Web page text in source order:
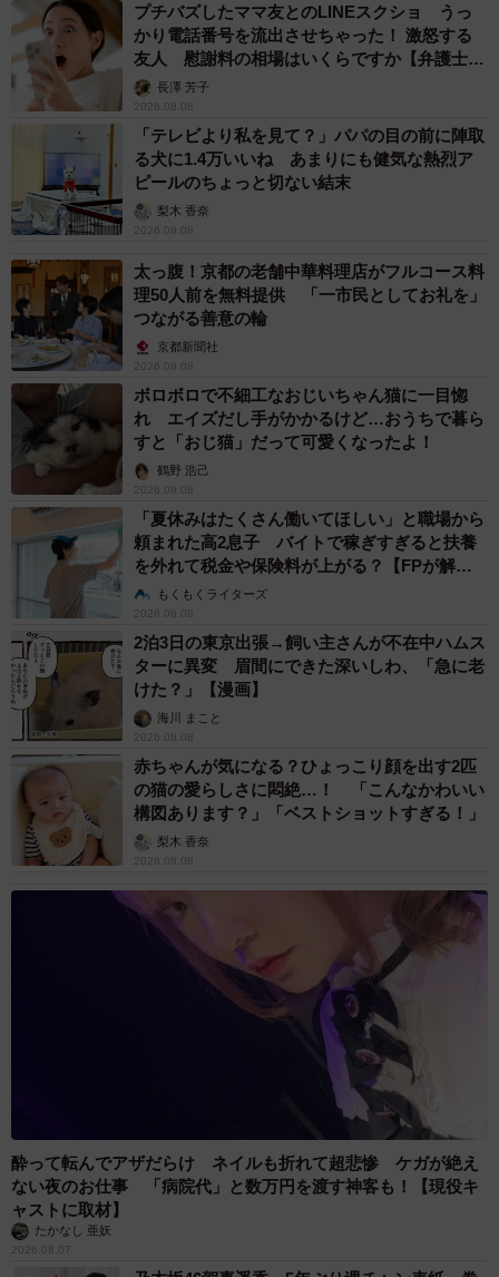
（75.6％）「清潔感がない」（70.9％）「しつこく誘って
くる」（65.1％）です。好印象を抱いた実体験は以下で
す。
・「包容力があり、仕事で辛い時など悩みを聞いてくれ
て、全力で甘えさせてくれた」（女性）
・「10歳上の人から10年アプローチを受け続けたが、10年
越しにアプローチを受け入れたことがあります」（男性）
これらのコメントからは、相手を思いやり、対等に関係を
築こうとする姿勢が年の差を乗り越える重要な要素である
ことがうかがえます。
一方、困った経験としては、
・「10歳以上離れた既婚者に言い寄られてうんざりしまし
た。なぜ、自分が相手にされると思っているのかわかりま
せん」（女性）
・「年上だから安心していましたが、嫌だと伝えたことを
平気でしてきて一気に気持ち悪くなりました」（女性）
・「会社の上司に言い寄られたことがあり、あまりに大胆
にアプローチしてくるので困った」（男性）
といった声が多く寄せられ、相手の気持ちを尊重できない
態度や既婚者からのアプローチは男女問わず強い拒否反応
を生んでいます。
◇ ◇
結婚相談所のカウンセラーは「年の差がある恋愛や結婚に
おいて、『将来設計の違い』や『健康・子育てへの不安』
といった課題が生じやすい。しかし、うまくいくカップル
自信をもって等身大の自分で向き合っていること。そし
て、相手の価値観や将来への不安に耳を傾け、歩み寄る姿
勢を持つカップルは長続きしやすい傾向がある」とコメン
プチバズしたママ友とのLINEスクショ うっ
かり電話番号を流出させちゃった！ 激怒する
友人 慰謝料の相場はいくらですか【弁護士が
解説】長澤 芳子
2026.08.08
「テレビより私を見て？」パパの目の前に陣取
る犬に1.4万いいね あまりにも健気な熱烈ア
ピールのちょっと切ない結末
梨木 香奈
2026.08.08
太っ腹！京都の老舗中華料理店がフルコース料
理50人前を無料提供 「一市民としてお礼を」
つながる善意の輪
京都新聞社
2026.08.08
ボロボロで不細工なおじいちゃん猫に一目惚
れ エイズだし手がかかるけど…おうちで暮ら
すと「おじ猫」だって可愛くなったよ！
鶴野 浩己
2026.08.08
「夏休みはたくさん働いてほしい」と職場から
頼まれた高2息子 バイトで稼ぎすぎると扶養
を外れて税金や保険料が上がる？【FPが解
説】もくもくライターズ
2026.08.08
2泊3日の東京出張→飼い主さんが不在中ハムス
ターに異変 眉間にできた深いしわ、「急に老
けた？」【漫画】
海川 まこと
2026.08.08
赤ちゃんが気になる？ひょっこり顔を出す2匹
の猫の愛らしさに悶絶…！ 「こんなかわいい
構図あります？」「ベストショットすぎる！」
梨木 香奈
2026.08.08
酔って転んでアザだらけ ネイルも折れて超悲惨 ケガが絶え
ない夜のお仕事 「病院代」と数万円を渡す神客も！【現役キ
ャストに取材】
たかなし 亜妖
2026.08.07